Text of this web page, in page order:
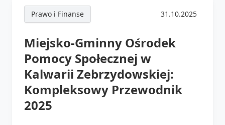
Prawo i Finanse 31.10.2025
Miejsko-Gminny Ośrodek
Pomocy Społecznej w
Kalwarii Zebrzydowskiej:
Kompleksowy Przewodnik
2025